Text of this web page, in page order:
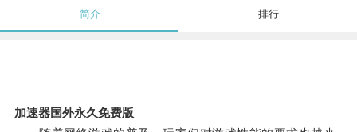
简介 排行
加速器国外永久免费版